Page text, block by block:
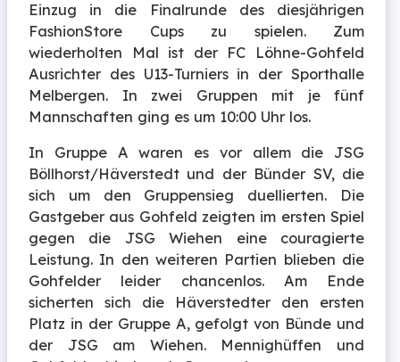
Einzug in die Finalrunde des diesjährigen
FashionStore Cups zu spielen. Zum
wiederholten Mal ist der FC Löhne-Gohfeld
Ausrichter des U13-Turniers in der Sporthalle
Melbergen. In zwei Gruppen mit je fünf
Mannschaften ging es um 10:00 Uhr los.
In Gruppe A waren es vor allem die JSG
Böllhorst/Häverstedt und der Bünder SV, die
sich um den Gruppensieg duellierten. Die
Gastgeber aus Gohfeld zeigten im ersten Spiel
gegen die JSG Wiehen eine couragierte
Leistung. In den weiteren Partien blieben die
Gohfelder leider chancenlos. Am Ende
sicherten sich die Häverstedter den ersten
Platz in der Gruppe A, gefolgt von Bünde und
der JSG am Wiehen. Mennighüffen und